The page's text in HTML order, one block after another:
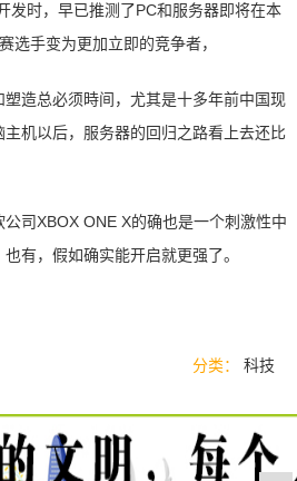
发时，早已推测了PC和服务器即将在本
选手变为更加立即的竞争者，
塑造总必须時间，尤其是十多年前中国现
机以后，服务器的回归之路看上去还比
司XBOX ONE X的确也是一个刺激性中
有，假如确实能开启就更强了。
分类： 科技